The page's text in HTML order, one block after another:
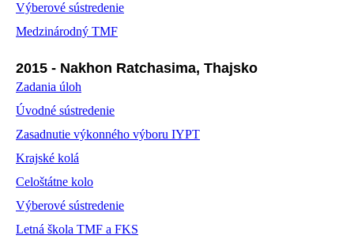
Výberové sústredenie
Medzinárodný TMF
2015 - Nakhon Ratchasima, Thajsko
Zadania úloh
Úvodné sústredenie
Zasadnutie výkonného výboru IYPT
Krajské kolá
Celoštátne kolo
Výberové sústredenie
Letná škola TMF a FKS